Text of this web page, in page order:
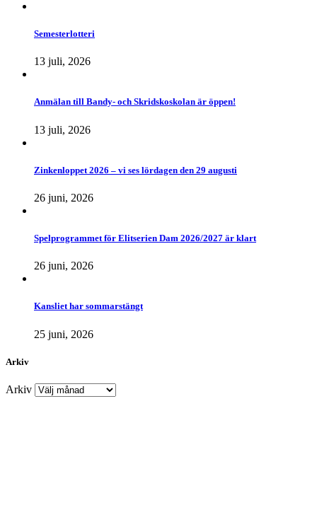
Semesterlotteri
13 juli, 2026
Anmälan till Bandy- och Skridskoskolan är öppen!
13 juli, 2026
Zinkenloppet 2026 – vi ses lördagen den 29 augusti
26 juni, 2026
Spelprogrammet för Elitserien Dam 2026/2027 är klart
26 juni, 2026
Kansliet har sommarstängt
25 juni, 2026
Arkiv
Arkiv